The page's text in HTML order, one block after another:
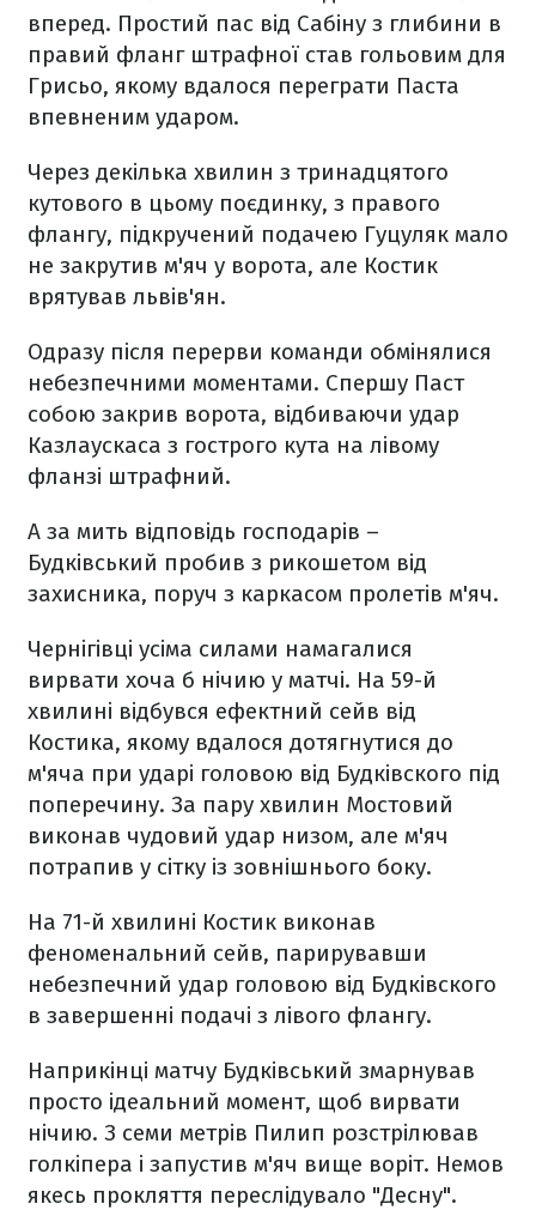
вперед. Простий пас від Сабіну з глибини в
правий фланг штрафної став гольовим для
Грисьо, якому вдалося переграти Паста
впевненим ударом.
Через декілька хвилин з тринадцятого
кутового в цьому поєдинку, з правого
флангу, підкручений подачею Гуцуляк мало
не закрутив м'яч у ворота, але Костик
врятував львів'ян.
Одразу після перерви команди обмінялися
небезпечними моментами. Спершу Паст
собою закрив ворота, відбиваючи удар
Казлаускаса з гострого кута на лівому
фланзі штрафний.
А за мить відповідь господарів –
Будківський пробив з рикошетом від
захисника, поруч з каркасом пролетів м'яч.
Чернігівці усіма силами намагалися
вирвати хоча б нічию у матчі. На 59-й
хвилині відбувся ефектний сейв від
Костика, якому вдалося дотягнутися до
м'яча при ударі головою від Будківского під
поперечину. За пару хвилин Мостовий
виконав чудовий удар низом, але м'яч
потрапив у сітку із зовнішнього боку.
На 71-й хвилині Костик виконав
феноменальний сейв, парирувавши
небезпечний удар головою від Будківского
в завершенні подачі з лівого флангу.
Наприкінці матчу Будківський змарнував
просто ідеальний момент, щоб вирвати
нічию. З семи метрів Пилип розстрілював
голкіпера і запустив м'яч вище воріт. Немов
якесь прокляття переслідувало "Десну".